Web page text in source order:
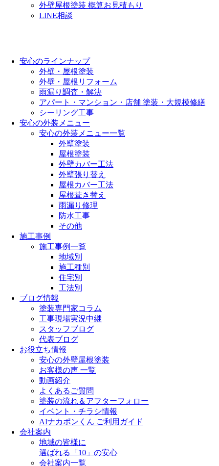
外壁屋根塗装 概算お見積もり
LINE相談
安心のラインナップ
外壁・屋根塗装
外壁・屋根リフォーム
雨漏り調査・解決
アパート・マンション・店舗 塗装・大規模修繕
シーリング工事
安心の外装メニュー
安心の外装メニュー一覧
外壁塗装
屋根塗装
外壁カバー工法
外壁張り替え
屋根カバー工法
屋根葺き替え
雨漏り修理
防水工事
その他
施工事例
施工事例一覧
地域別
施工種別
住宅別
工法別
ブログ情報
塗装専門家コラム
工事現場実況中継
スタッフブログ
代表ブログ
お役立ち情報
安心の外壁屋根塗装
お客様の声 一覧
動画紹介
よくあるご質問
塗装の流れ＆アフターフォロー
イベント・チラシ情報
AIナカポンくん ご利用ガイド
会社案内
地域の皆様に
選ばれる「10」の安心
会社案内一覧